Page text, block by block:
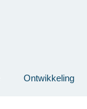
Ontwikkeling